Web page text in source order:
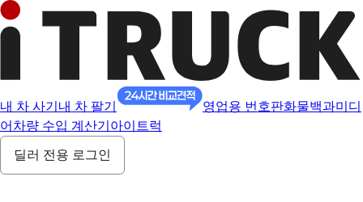
내 차 사기 내 차 팔기 영업용 번호판화물백과미디
어 차량 수입 계산기 아이트럭
딜러 전용 로그인